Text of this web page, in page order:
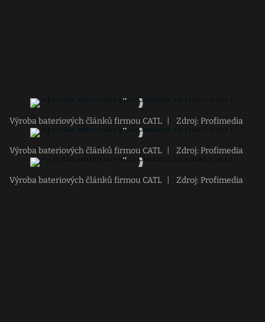
Výroba bateriových článků firmou CATL Zdroj: Profimedia
Výroba bateriových článků firmou CATL Zdroj: Profimedia
Výroba bateriových článků firmou CATL Zdroj: Profimedia